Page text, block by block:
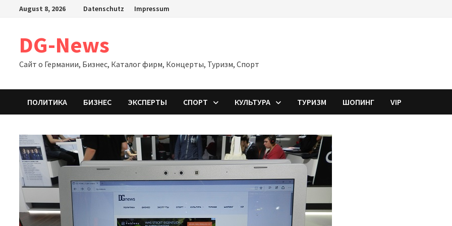
August 8, 2026 Datenschutz Impressum
DG-News
Сайт о Германии, Бизнес, Каталог фирм, Концерты, Туризм, Спорт
ПОЛИТИКА БИЗНЕС ЭКСПЕРТЫ СПОРТ КУЛЬТУРА ТУРИЗМ ШОПИНГ VIP